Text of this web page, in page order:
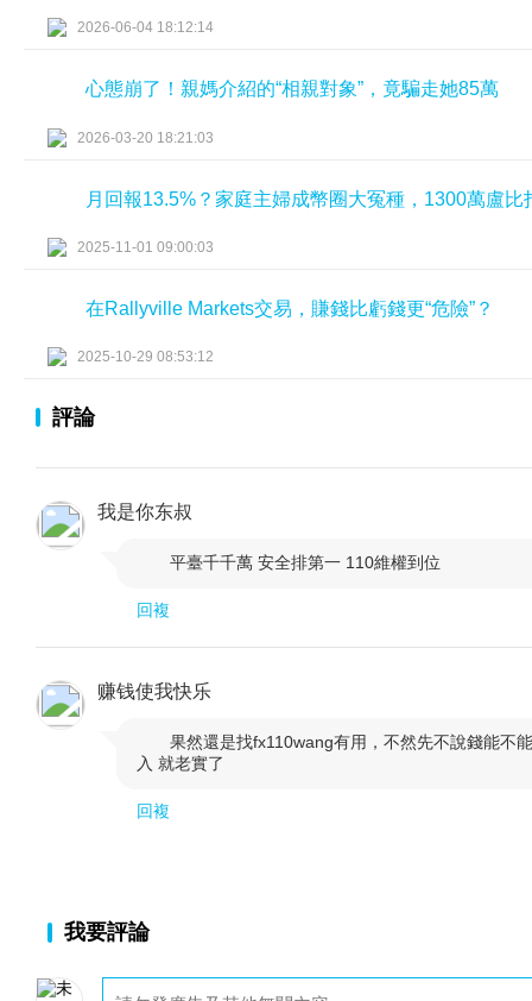
2026-06-04 18:12:14
心態崩了！親媽介紹的“相親對象”，竟騙走她85萬
2026-03-20 18:21:03
月回報13.5%？家庭主婦成幣圈大冤種，1300萬盧比
2025-11-01 09:00:03
在Rallyville Markets交易，賺錢比虧錢更“危險”？
2025-10-29 08:53:12
評論
我是你东叔
平臺千千萬 安全排第一 110維權到位
回複
赚钱使我快乐
果然還是找fx110wang有用，不然先不說錢能不
入 就老實了
回複
我要評論